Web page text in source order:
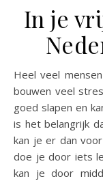
In je
Heel veel mensen die dagelijks veel werken en studeren
bouwen veel
goed slapen en
is het belangrijk
kan je er dan
doe je door iets
kan je door